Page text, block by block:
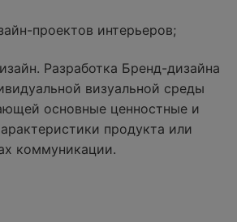
проектов интерьеров;
Разработка Бренд-дизайна
визуальной среды
основные ценностные и
продукта или
коммуникации.